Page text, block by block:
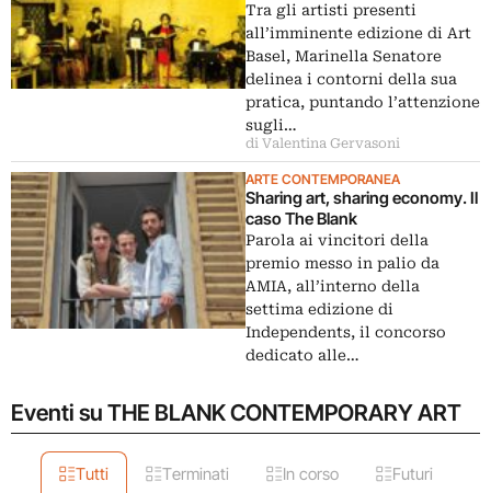
Tra gli artisti presenti
all’imminente edizione di Art
Basel, Marinella Senatore
delinea i contorni della sua
pratica, puntando l’attenzione
sugli…
di Valentina Gervasoni
ARTE CONTEMPORANEA
Sharing art, sharing economy. Il
caso The Blank
Parola ai vincitori della
premio messo in palio da
AMIA, all’interno della
settima edizione di
Independents, il concorso
dedicato alle…
Eventi su THE BLANK CONTEMPORARY ART
Tutti Terminati In corso Futuri